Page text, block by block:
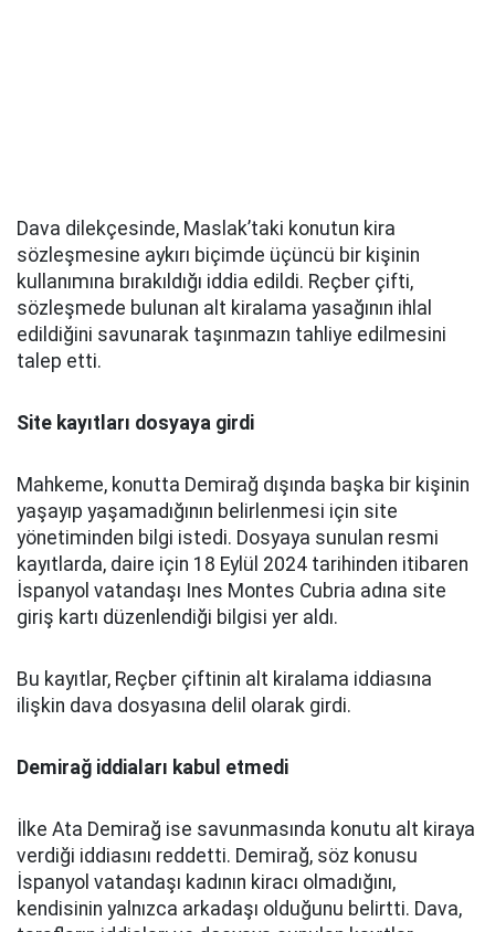
Dava dilekçesinde, Maslak’taki konutun kira
sözleşmesine aykırı biçimde üçüncü bir kişinin
kullanımına bırakıldığı iddia edildi. Reçber çifti,
sözleşmede bulunan alt kiralama yasağının ihlal
edildiğini savunarak taşınmazın tahliye edilmesini
talep etti.
Site kayıtları dosyaya girdi
Mahkeme, konutta Demirağ dışında başka bir kişinin
yaşayıp yaşamadığının belirlenmesi için site
yönetiminden bilgi istedi. Dosyaya sunulan resmi
kayıtlarda, daire için 18 Eylül 2024 tarihinden itibaren
İspanyol vatandaşı Ines Montes Cubria adına site
giriş kartı düzenlendiği bilgisi yer aldı.
Bu kayıtlar, Reçber çiftinin alt kiralama iddiasına
ilişkin dava dosyasına delil olarak girdi.
Demirağ iddiaları kabul etmedi
İlke Ata Demirağ ise savunmasında konutu alt kiraya
verdiği iddiasını reddetti. Demirağ, söz konusu
İspanyol vatandaşı kadının kiracı olmadığını,
kendisinin yalnızca arkadaşı olduğunu belirtti. Dava,